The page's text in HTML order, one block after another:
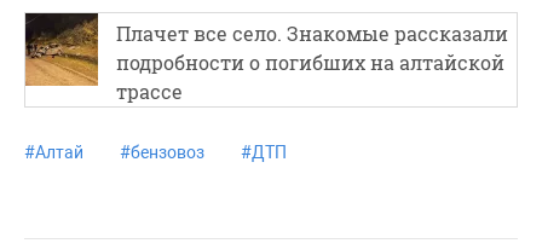
Плачет все село. Знакомые рассказали
подробности о погибших на алтайской
трассе
#Алтай #бензовоз #ДТП